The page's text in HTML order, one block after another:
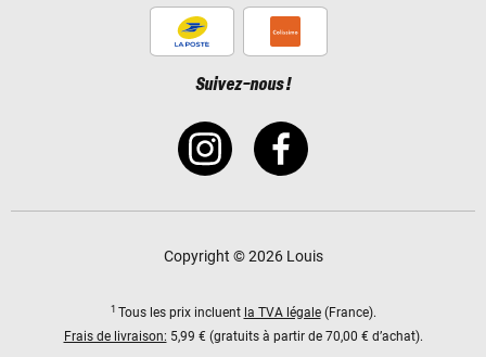
Suivez-nous !
Copyright © 2026 Louis
1 Tous les prix incluent la TVA légale(France).
Frais de livraison: 5,99 € (gratuits à partir de 70,00 € d’achat).